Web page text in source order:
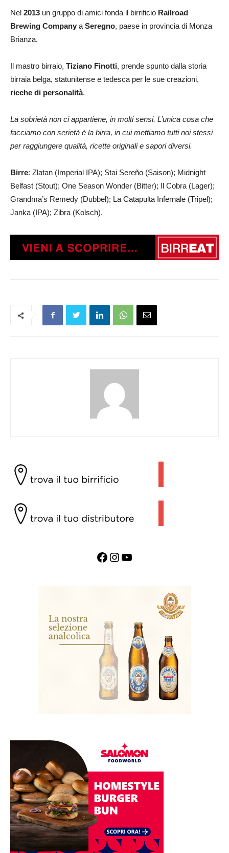
Nel 2013 un gruppo di amici fonda il birrificio Railroad
Brewing Company a Seregno, paese in provincia di Monza
Brianza.
Il mastro birraio, Tiziano Finotti, prende spunto dalla storia
birraia belga, statunitense e tedesca per le sue creazioni,
ricche di personalità.
La sobrietà non ci appartiene, in molti sensi. L’unica cosa che
facciamo con serietà è la birra, in cui mettiamo tutti noi stessi
per raggiungere qualità, ricette originali e sapori diversi.
Birre: Zlatan (Imperial IPA); Stai Sereño (Saison); Midnight
Belfast (Stout); One Season Wonder (Bitter); Il Cobra (Lager);
Grandma’s Remedy (Dubbel); La Catapulta Infernale (Tripel);
Janka (IPA); Zibra (Kolsch).
Facebook InstagramYouTube